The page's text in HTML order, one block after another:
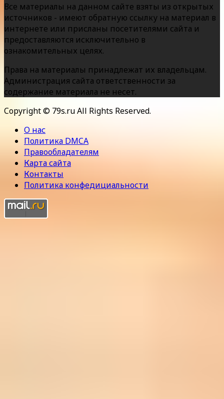
Все материалы на данном сайте взяты из открытых
источников - имеют обратную ссылку на материал в
интернете или присланы посетителями сайта и
предоставляются исключительно в
ознакомительных целях.
Права на материалы принадлежат их владельцам.
Администрация сайта ответственности за
содержание материала не несет.
Copyright © 79s.ru All Rights Reserved.
О нас
Политика DMCA
Правообладателям
Карта сайта
Контакты
Политика конфедициальности